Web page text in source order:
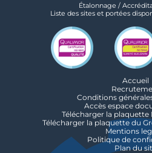
Étalonnage /
Liste des sites et portées
Accueil
Conditions
Accès espace
Télécharger la plaquette
Télécharger la plaquette du
Mentions
Politique de
Plan du